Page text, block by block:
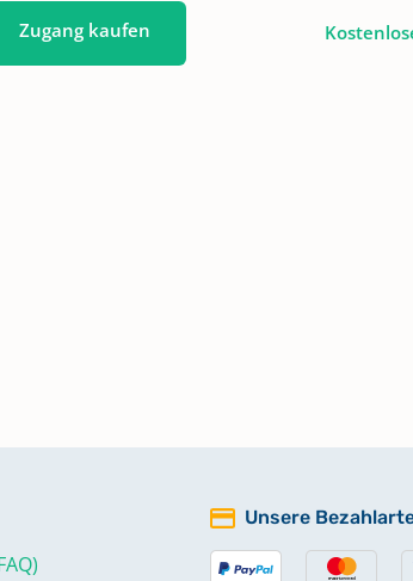
Zugang kaufen
Unsere